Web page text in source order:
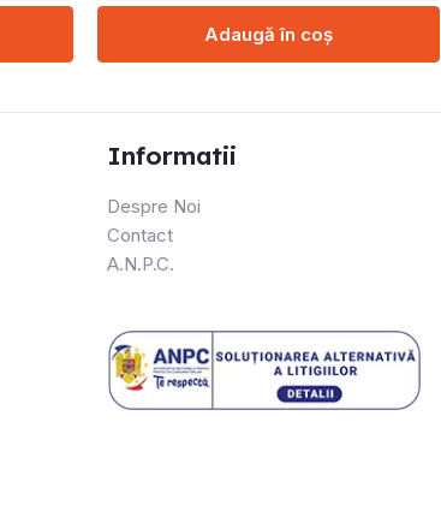
Adaugă în coș
Informatii
Despre Noi
Contact
A.N.P.C.